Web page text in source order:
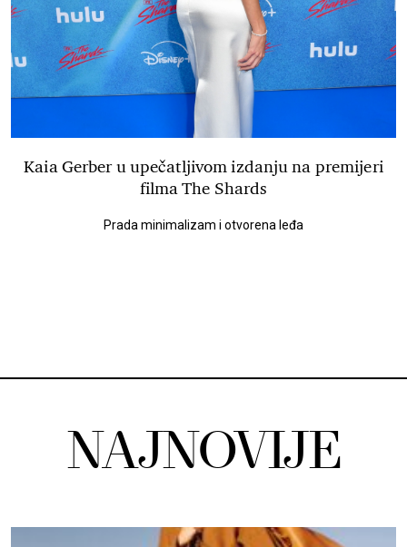
Kaia Gerber u upečatljivom izdanju na premijeri
filma The Shards
Prada minimalizam i otvorena leđa
NAJNOVIJE